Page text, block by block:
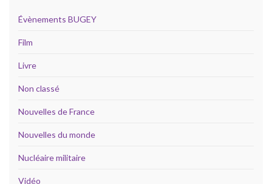
Évènements BUGEY
Film
Livre
Non classé
Nouvelles de France
Nouvelles du monde
Nucléaire militaire
Vidéo